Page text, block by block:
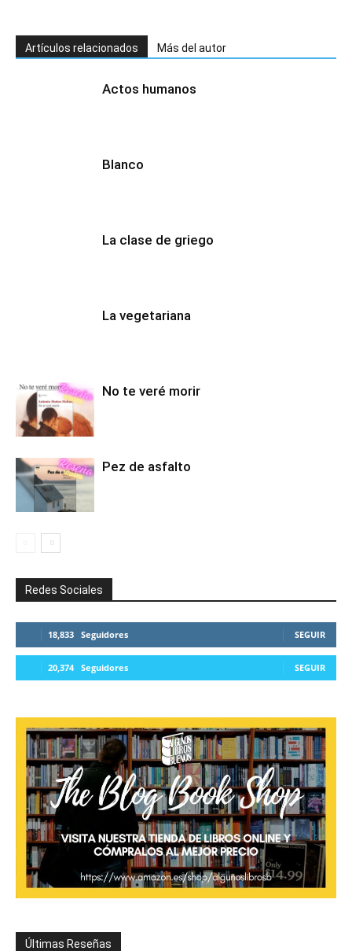
Artículos relacionados Más del autor
Actos humanos
Blanco
La clase de griego
La vegetariana
No te veré morir
Pez de asfalto
Redes Sociales
18,833 Seguidores SEGUIR
20,374 Seguidores SEGUIR
Últimas Reseñas